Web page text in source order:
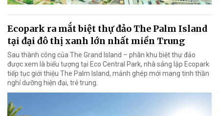
Ecopark ra mắt biệt thự đảo The Palm Island
tại đại đô thị xanh lớn nhất miền Trung
Sau thành công của The Grand Island – phân khu biệt thự đảo
được xem là biểu tượng tại Eco Central Park, nhà sáng lập Ecopark
tiếp tục giới thiệu The Palm Island, mảnh ghép mới mang tinh thần
nghỉ dưỡng hiện đại, trẻ trung.